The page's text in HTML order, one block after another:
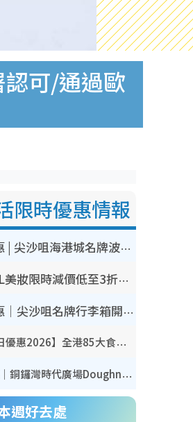
可/通過歐
限時優惠情報
開倉優惠 | 尖沙咀海港城名牌波鞋開倉低至1折！On鞋$899起／Joy&Peace鞋履$98起
CHANEL美妝限時減價低至3折！人氣粉底/唇膏/精華液低至$275！COCO香水都有平
開倉優惠｜尖沙咀名牌行李箱開倉低至4折！一連5日 American Tourister/ace./Hallmark $200起！
【8月生日優惠2026】全港85大食買玩著數攻略 自助餐/火鍋放題同行免費＋誠品/DONKI送現金券
開倉優惠｜銅鑼灣時代廣場Doughnut/Campo Marzio開倉低至1折！背囊、書包、手袋劈價$200起
週好去處